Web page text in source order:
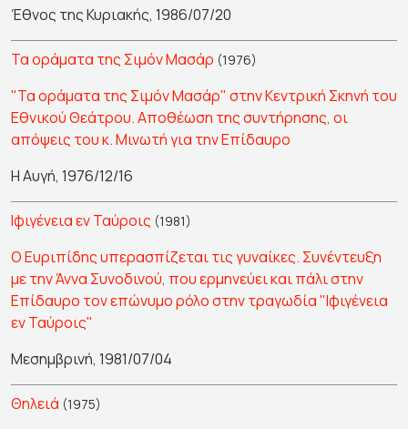
Έθνος της Κυριακής, 1986/07/20
Τα οράματα της Σιμόν Μασάρ (1976)
"Τα οράματα της Σιμόν Μασάρ" στην Κεντρική Σκηνή του
Εθνικού Θεάτρου. Αποθέωση της συντήρησης, οι
απόψεις του κ. Μινωτή για την Επίδαυρο
Η Αυγή, 1976/12/16
Ιφιγένεια εν Ταύροις (1981)
Ο Ευριπίδης υπερασπίζεται τις γυναίκες. Συνέντευξη
με την Άννα Συνοδινού, που ερμηνεύει και πάλι στην
Επίδαυρο τον επώνυμο ρόλο στην τραγωδία "Ιφιγένεια
εν Ταύροις"
Μεσημβρινή, 1981/07/04
Θηλειά (1975)